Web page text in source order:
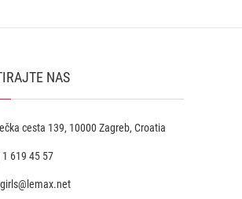
NAS
cesta 139, 10000 Zagreb, Croatia
619 45 57